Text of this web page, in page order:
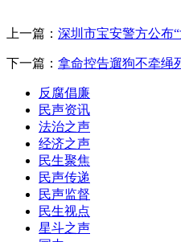
上一篇： 深圳市宝安警方公布
下一篇： 拿命控告遛狗不牵绳
反腐倡廉
民声资讯
法治之声
经济之声
民生聚焦
民声传递
民声监督
民生视点
星斗之声